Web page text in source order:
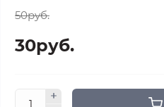
50руб.
30руб.